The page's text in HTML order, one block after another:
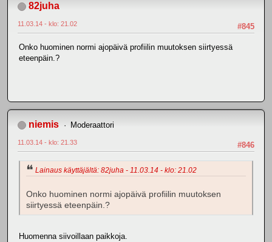
82juha
#845
11.03.14 - klo: 21.02
Onko huominen normi ajopäivä profiilin muutoksen siirtyessä
eteenpäin.?
niemis Moderaattori
#846
11.03.14 - klo: 21.33
Lainaus käyttäjältä: 82juha - 11.03.14 - klo: 21.02
Onko huominen normi ajopäivä profiilin muutoksen
siirtyessä eteenpäin.?
Huomenna siivoillaan paikkoja.